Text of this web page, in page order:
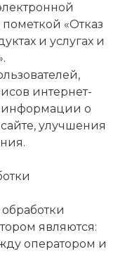
пометкой «Отказ
и услугах и
интернет-
информации о
улучшения
являются:
оператором и